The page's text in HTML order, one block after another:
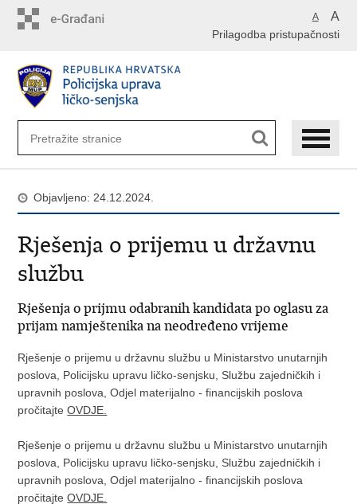
A A
Prilagodba pristupačnosti
Objavljeno: 24.12.2024.
Rješenja o prijemu u državnu
službu
Rješenja o prijmu odabranih kandidata po oglasu za
prijam namještenika na neodređeno vrijeme
Rješenje o prijemu u državnu službu u Ministarstvo unutarnjih
poslova, Policijsku upravu ličko-senjsku, Službu zajedničkih i
upravnih poslova, Odjel materijalno - financijskih poslova
pročitajteOVDJE.
Rješenje o prijemu u državnu službu u Ministarstvo unutarnjih
poslova, Policijsku upravu ličko-senjsku, Službu zajedničkih i
upravnih poslova, Odjel materijalno - financijskih poslova
pročitajteOVDJE.